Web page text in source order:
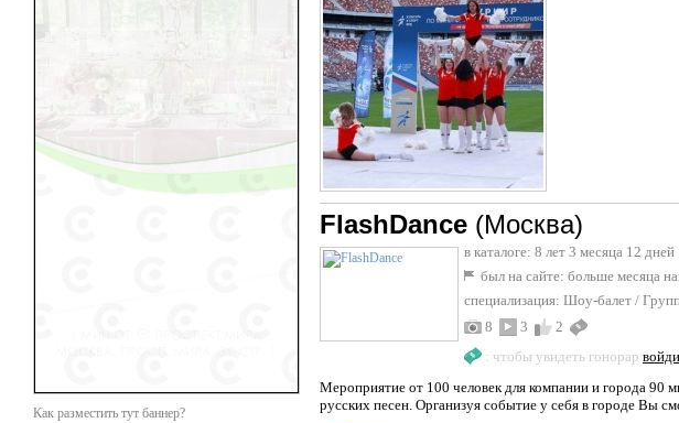
Как разместить тут баннер?
FlashDance (Москва)
в каталоге: 8 лет 3 месяца 12 дней
был на сайте: больше месяца
специализация: Шоу-балет /
8
3
2
: чтобы увидеть гонорар
Мероприятие от 100 человек для компании и города 90
русских песен. Организуя событие у себя в городе Вы